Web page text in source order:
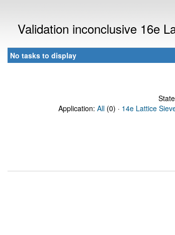
Validation inconclusive 16e
No tasks to display
Application: All (0) · 14e Lattice